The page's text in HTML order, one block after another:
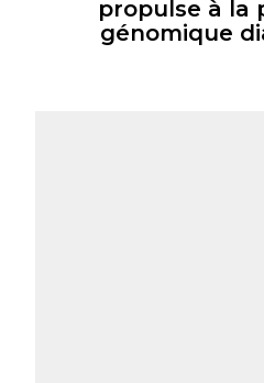
propulse à la
génomique